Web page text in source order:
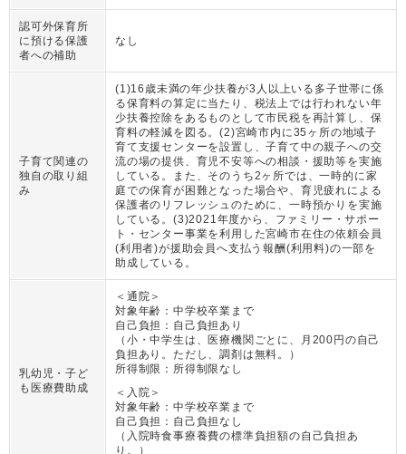
認可外保育所
に預ける保護
者への補助
なし
子育て関連の
独自の取り組
み
(1)16歳未満の年少扶養が3人以上いる多子世帯に係
る保育料の算定に当たり、税法上では行われない年
少扶養控除をあるものとして市民税を再計算し、保
育料の軽減を図る。(2)宮崎市内に35ヶ所の地域子
育て支援センターを設置し、子育て中の親子への交
流の場の提供、育児不安等への相談・援助等を実施
している。また、そのうち2ヶ所では、一時的に家
庭での保育が困難となった場合や、育児疲れによる
保護者のリフレッシュのために、一時預かりを実施
している。(3)2021年度から、ファミリー・サポー
ト・センター事業を利用した宮崎市在住の依頼会員
(利用者)が援助会員へ支払う報酬(利用料)の一部を
助成している。
乳幼児・子ど
も医療費助成
＜通院＞
対象年齢： 中学校卒業まで
自己負担： 自己負担あり
（ 小・中学生は、医療機関ごとに、月200円の自己
負担あり。ただし、調剤は無料。
）
所得制限： 所得制限なし
＜入院＞
対象年齢： 中学校卒業まで
自己負担： 自己負担なし
（ 入院時食事療養費の標準負担額の自己負担あ
り。
）